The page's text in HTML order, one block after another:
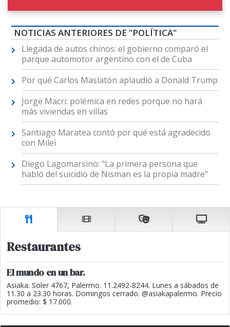
NOTICIAS ANTERIORES DE "POLÍTICA"
Llegada de autos chinos: el gobierno comparó el
parque automotor argentino con el de Cuba
Por qué Carlos Maslatón aplaudió a Donald Trump
Jorge Macri: polémica en redes porque no hará
más viviendas en villas
Santiago Maratea contó por qué está agradecido
con Milei
Diego Lagomarsino: "La primera persona que
habló del suicidio de Nisman es la propia madre"
Restaurantes
El mundo en un bar.
Asiaka. Soler 4767, Palermo. 11.2492-8244. Lunes a sábados de
11.30 a 23.30 horas. Domingos cerrado. @asiakapalermo. Precio
promedio: $ 17.000.